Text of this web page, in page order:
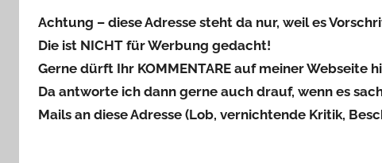
Achtung – diese Adresse steht da nur, weil es
Die ist NICHT für Werbung gedacht!
Gerne dürft Ihr KOMMENTARE auf meiner Webseite
Da antworte ich dann gerne auch drauf, wenn es
Mails an diese Adresse (Lob, vernichtende Kritik,